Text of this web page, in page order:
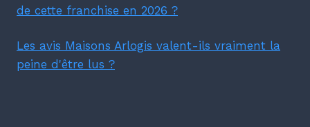
de cette franchise en 2026 ?
Les avis Maisons Arlogis valent-ils vraiment la
peine d'être lus ?